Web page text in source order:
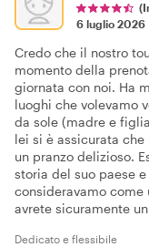
6 luglio 2026
Credo che il nostro
momento della
giornata con noi. Ha
luoghi che volevamo
da sole (madre e
lei si è assicurata
un pranzo delizioso.
storia del suo paese
consideravamo come
avrete sicuramente
Dedicato e flessibile